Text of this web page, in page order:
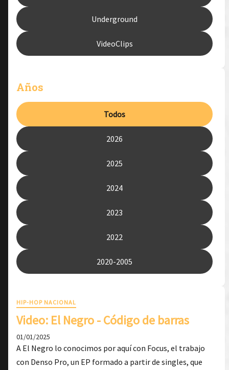
Underground
VideoClips
Años
Todos
2026
2025
2024
2023
2022
2020-2005
HIP-HOP NACIONAL
Video: El Negro - Código de barras
01/01/2025
A El Negro lo conocimos por aquí con Focus, el trabajo
con Denso Pro, un EP formado a partir de singles, que